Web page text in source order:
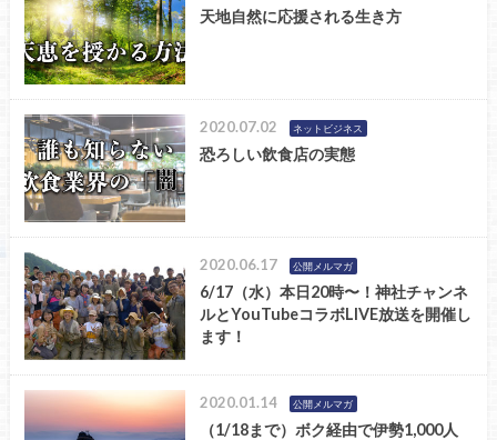
天地自然に応援される生き方
2020.07.02 ネットビジネス
恐ろしい飲食店の実態
2020.06.17 公開メルマガ
6/17（水）本日20時〜！神社チャンネ
ルとYouTubeコラボLIVE放送を開催し
ます！
2020.01.14 公開メルマガ
（1/18まで）ボク経由で伊勢1,000人